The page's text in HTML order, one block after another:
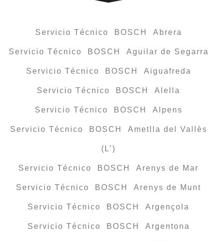
Servicio Técnico BOSCH Abrera
Servicio Técnico BOSCH Aguilar de Segarra
Servicio Técnico BOSCH Aiguafreda
Servicio Técnico BOSCH Alella
Servicio Técnico BOSCH Alpens
Servicio Técnico BOSCH Ametlla del Vallès
(L’)
Servicio Técnico BOSCH Arenys de Mar
Servicio Técnico BOSCH Arenys de Munt
Servicio Técnico BOSCH Argençola
Servicio Técnico BOSCH Argentona